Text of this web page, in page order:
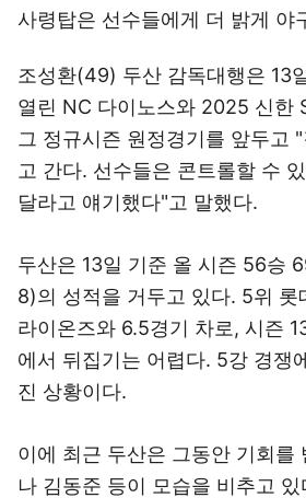
사령탑은 선수들에게 더 밝게 야
조성환(49) 두산 감독대행은 13
열린 NC 다이노스와 2025 신한
그 정규시즌 원정경기를 앞두고
고 간다. 선수들은 콘트롤할 수
달라고 얘기했다"고 말했다.
두산은 13일 기준 올 시즌 56승
8)의 성적을 거두고 있다. 5위 롯
라이온즈와 6.5경기 차로, 시즌
에서 뒤집기는 어렵다. 5강 경쟁
진 상황이다.
이에 최근 두산은 그동안 기회를
나 김동준 등이 모습을 비추고